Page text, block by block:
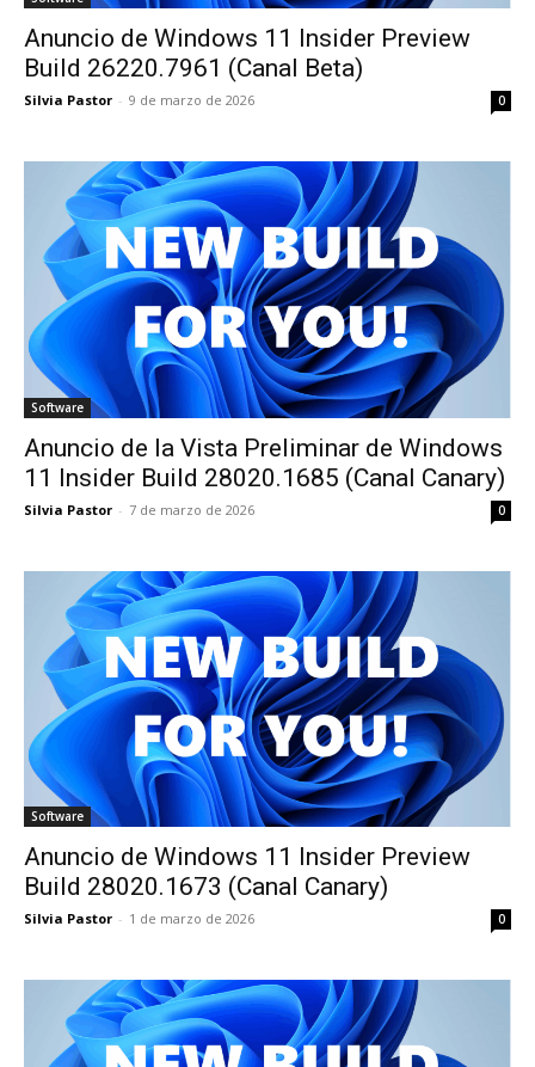
Anuncio de Windows 11 Insider Preview
Build 26220.7961 (Canal Beta)
Silvia Pastor - 9 de marzo de 2026 0
Software
Anuncio de la Vista Preliminar de Windows
11 Insider Build 28020.1685 (Canal Canary)
Silvia Pastor - 7 de marzo de 2026 0
Software
Anuncio de Windows 11 Insider Preview
Build 28020.1673 (Canal Canary)
Silvia Pastor - 1 de marzo de 2026 0